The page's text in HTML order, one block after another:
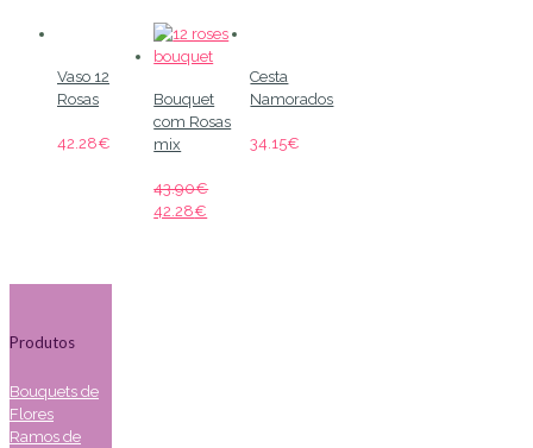
Vaso 12
Rosas
42.28€
Bouquet
com Rosas
mix
43.90€
42.28€
Cesta
Namorados
34.15€
Produtos
Bouquets de
Flores
Ramos de